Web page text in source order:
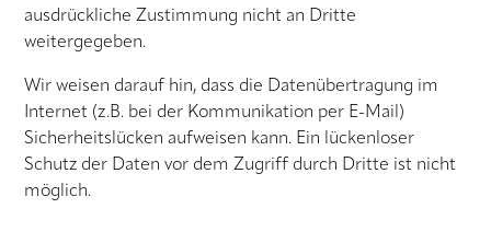
ausdrückliche Zustimmung nicht an Dritte
weitergegeben.
Wir weisen darauf hin, dass die Datenübertragung im
Internet (z.B. bei der Kommunikation per E-Mail)
Sicherheitslücken aufweisen kann. Ein lückenloser
Schutz der Daten vor dem Zugriff durch Dritte ist nicht
möglich.